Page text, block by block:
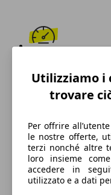
Benzina
Carburante
Utilizziamo i
trovare
Per offrire
le nostre offerte,
terzi nonché altre
loro insieme
accedere in
utilizzato e a dati